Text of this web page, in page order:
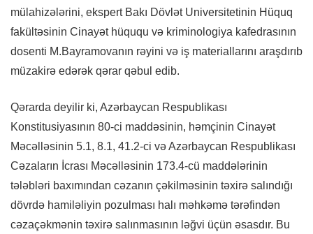
mülahizələrini, ekspert Bakı Dövlət Universitetinin Hüquq
fakültəsinin Cinayət hüququ və kriminologiya kafedrasının
dosenti M.Bayramovanın rəyini və iş materiallarını araşdırıb
müzakirə edərək qərar qəbul edib.
Qərarda deyilir ki, Azərbaycan Respublikası
Konstitusiyasının 80-ci maddəsinin, həmçinin Cinayət
Məcəlləsinin 5.1, 8.1, 41.2-ci və Azərbaycan Respublikası
Cəzaların İcrası Məcəlləsinin 173.4-cü maddələrinin
tələbləri baxımından cəzanın çəkilməsinin təxirə salındığı
dövrdə hamiləliyin pozulması halı məhkəmə tərəfindən
cəzaçəkmənin təxirə salınmasının ləğvi üçün əsasdır. Bu